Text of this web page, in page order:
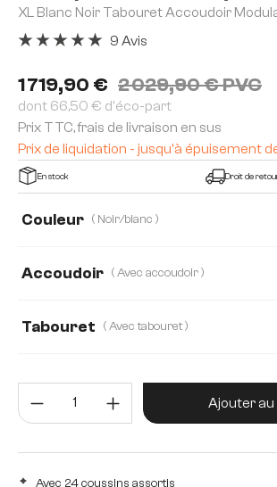
XL Blanc Noir Tabouret Accoudoir
1 719,90 € 2 029,90 € PVC
dont 66,50 € d'éco-part
Prix TTC, frais de livraison en sus
Prix de liquidation - jusqu'à épuisement
9 Avis
En stock Droit de
Couleur ( Noir/blanc )
Accoudoir ( Avec accoudoir )
Tabouret ( Avec tabouret )
Quantité deAjouter au
Avec 24 coussins assortis